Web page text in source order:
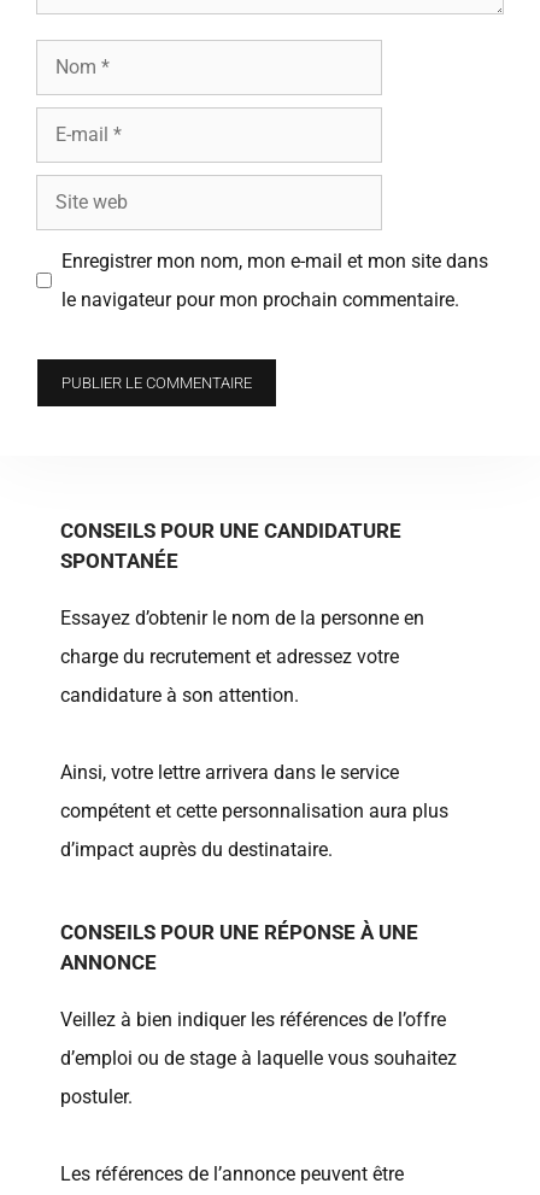
Nom
mail
Site
web
Enregistrer mon nom, mon e-mail et mon site dans
le navigateur pour mon prochain commentaire.
CONSEILS POUR UNE CANDIDATURE
SPONTANÉE
Essayez d’obtenir le nom de la personne en
charge du recrutement et adressez votre
candidature à son attention.
Ainsi, votre lettre arrivera dans le service
compétent et cette personnalisation aura plus
d’impact auprès du destinataire.
CONSEILS POUR UNE RÉPONSE À UNE
ANNONCE
Veillez à bien indiquer les références de l’offre
d’emploi ou de stage à laquelle vous souhaitez
postuler.
Les références de l’annonce peuvent être